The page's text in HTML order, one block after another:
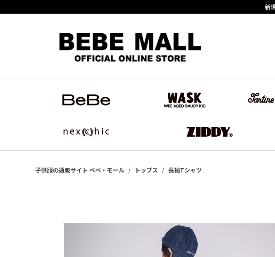
子供服の通販サイト ベベ・モール トップス 長袖Tシャツ